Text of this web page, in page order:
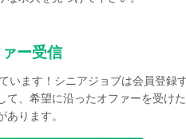
ー受信
います！シニアジョブは会員登録
、希望に沿ったオファーを受け
ります。